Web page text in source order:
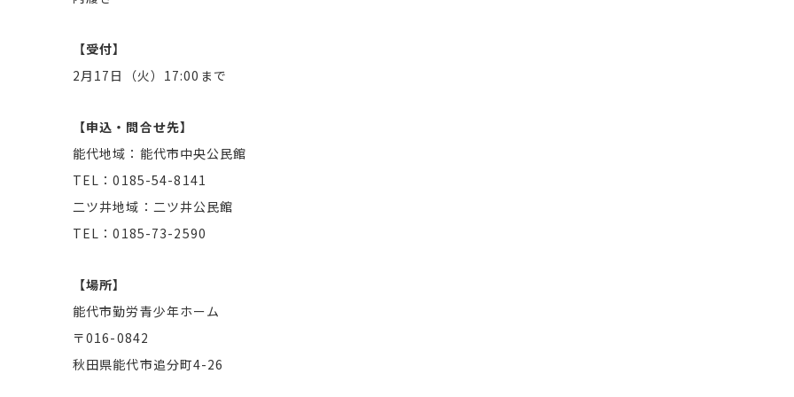
【受付】
2月17日（火）17:00まで
【申込・問合せ先】
能代地域：能代市中央公民館
TEL：0185-54-8141
二ツ井地域：二ツ井公民館
TEL：0185-73-2590
【場所】
能代市勤労青少年ホーム
〒016-0842
秋田県能代市追分町4-26